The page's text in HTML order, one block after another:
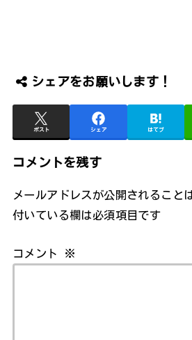
シェアをお願いします！
ポスト シェア はてブ
コメントを残す
メールアドレスが公開されること
付いている欄は必須項目です
コメント ※